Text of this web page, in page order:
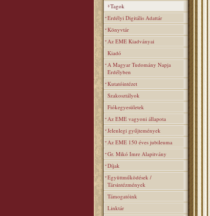
Tagok
Erdélyi Digitális Adattár
Könyvtár
Az EME Kiadványai
Kiadó
A Magyar Tudomány Napja
Erdélyben
Kutatóintézet
Szakosztályok
Fiókegyesületek
Az EME vagyoni állapota
Jelenlegi gyűjtemények
Az EME 150 éves jubileuma
Gr. Mikó Imre Alapitvány
Díjak
Együttműködések /
Társintézmények
Támogatóink
Linktár